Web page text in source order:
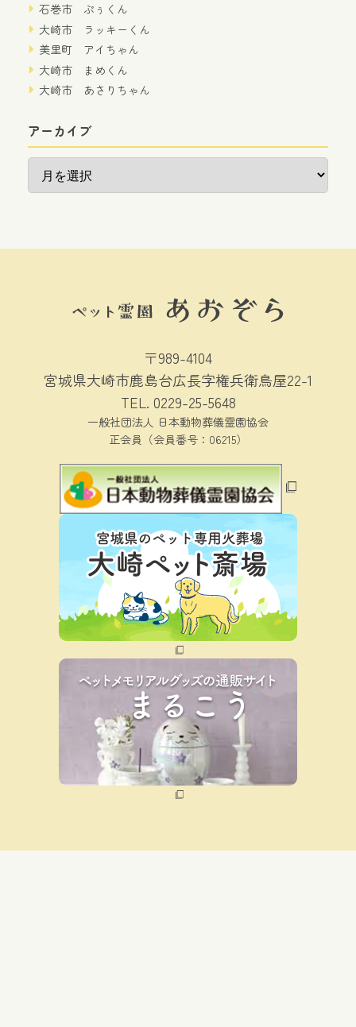
石巻市 ぷぅくん
大崎市 ラッキーくん
美里町 アイちゃん
大崎市 まめくん
大崎市 あさりちゃん
アーカイブ
ア
〒989-4104
宮城県大崎市鹿島台広長字権兵衛鳥屋22-1
TEL. 0229-25-5648
一般社団法人 日本動物葬儀霊園協会
正会員（会員番号：06215）